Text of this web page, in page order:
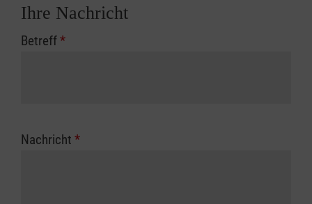
Ihre Nachricht
Betreff*
Nachricht *